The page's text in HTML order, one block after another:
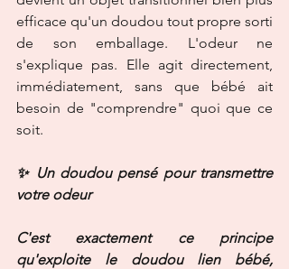
efficace qu'un doudou tout propre sorti
de son emballage. L'odeur ne
s'explique pas. Elle agit directement,
immédiatement, sans que bébé ait
besoin de "comprendre" quoi que ce
soit.
✨ Un doudou pensé pour transmettre
votre odeur
C'est exactement ce principe
qu'exploite le doudou lien bébé,